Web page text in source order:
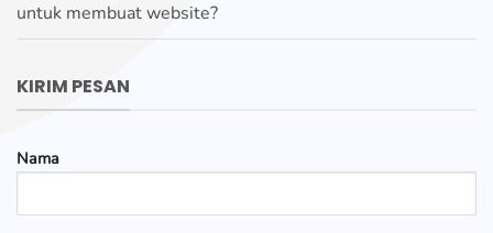
untuk membuat website?
KIRIM PESAN
Nama